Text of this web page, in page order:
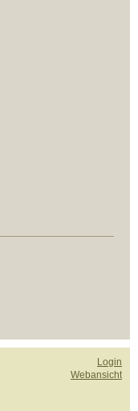
Login
Webansicht